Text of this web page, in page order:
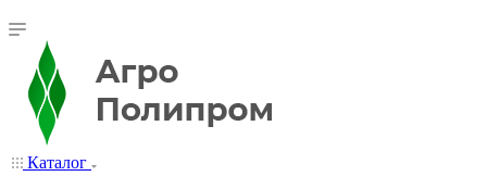
Каталог